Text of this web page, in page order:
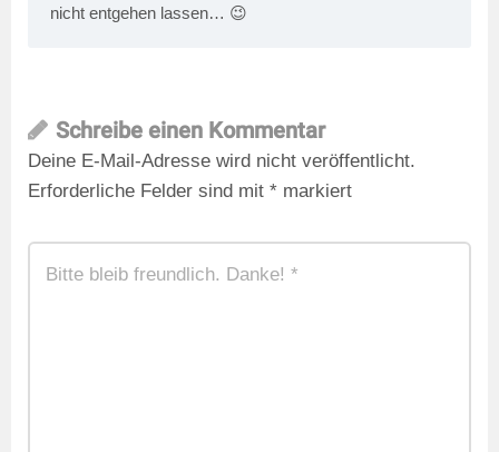
nicht entgehen lassen… 😉
Schreibe einen Kommentar
Deine E-Mail-Adresse wird nicht veröffentlicht.
Erforderliche Felder sind mit * markiert